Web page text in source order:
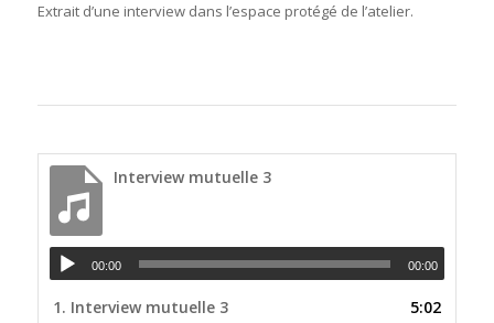
Extrait d’une interview dans l’espace protégé de l’atelier.
Interview mutuelle 3
00:00 00:00
1. Interview mutuelle 3 5:02